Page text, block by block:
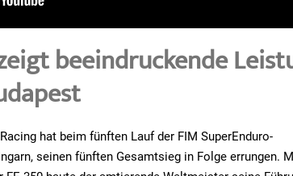
beeindruckende
hat beim fünften Lauf der FIM SuperEnduro-
seinen fünften Gesamtsieg in Folge errungen.